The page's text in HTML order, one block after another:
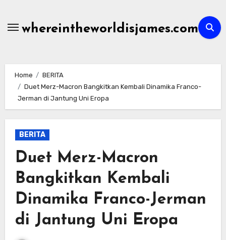
contentwhereintheworldisjames.com
Home
BERITA
Duet Merz-Macron Bangkitkan Kembali Dinamika Franco-
Jerman di Jantung Uni Eropa
BERITA
Duet Merz-Macron
Bangkitkan Kembali
Dinamika Franco-Jerman
di Jantung Uni Eropa